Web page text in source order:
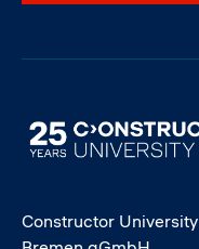
Image
Constructor University